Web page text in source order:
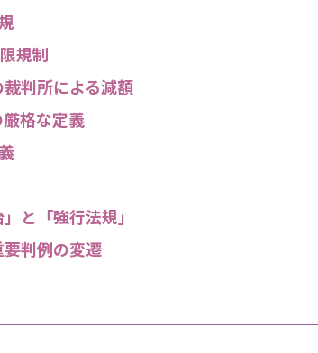
規制
判所による減額
格な定義
と「強行法規」
判例の変遷